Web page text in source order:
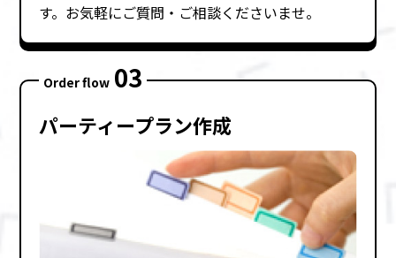
す。お気軽にご質問・ご相談くださいませ。
Order flow 03
パーティープラン作成